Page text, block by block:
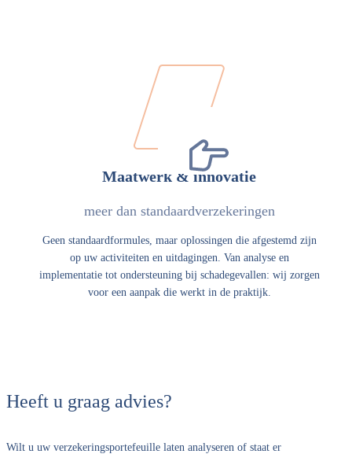
Maatwerk & innovatie
meer dan standaardverzekeringen
Geen standaardformules, maar oplossingen die afgestemd zijn
op uw activiteiten en uitdagingen. Van analyse en
implementatie tot ondersteuning bij schadegevallen: wij zorgen
voor een aanpak die werkt in de praktijk.
Heeft u graag advies?
Wilt u uw verzekeringsportefeuille laten analyseren of staat er